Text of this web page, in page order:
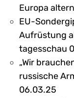
Europa
EU-
Aufrüstung
tagesschau
„Wir
russische
06.03.25